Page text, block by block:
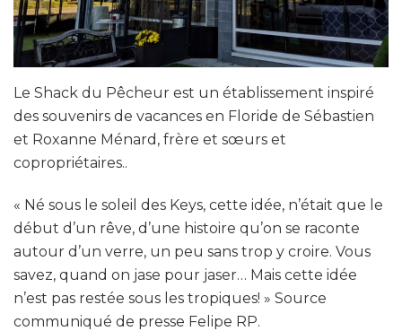
Le Shack du Pêcheur est un établissement inspiré
des souvenirs de vacances en Floride de Sébastien
et Roxanne Ménard, frère et sœurs et
copropriétaires..
« Né sous le soleil des Keys, cette idée, n’était que le
début d’un rêve, d’une histoire qu’on se raconte
autour d’un verre, un peu sans trop y croire. Vous
savez, quand on jase pour jaser… Mais cette idée
n’est pas restée sous les tropiques! » Source
communiqué de presse Felipe RP.